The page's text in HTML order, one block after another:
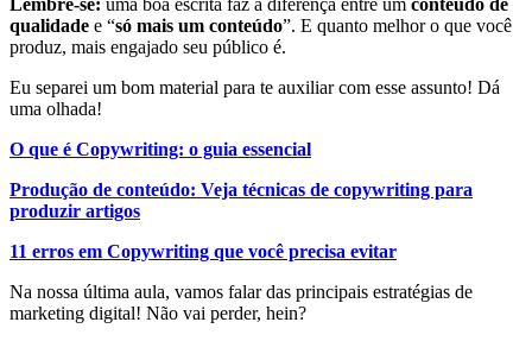
qualidade e “só mais um conteúdo”. E quanto melhor o que você
produz, mais engajado seu público é.
Eu separei um bom material para te auxiliar com esse assunto! Dá
uma olhada!
O que é Copywriting: o guia essencial
Produção de conteúdo: Veja técnicas de copywriting para
produzir artigos
11 erros em Copywriting que você precisa evitar
Na nossa última aula, vamos falar das principais estratégias de
marketing digital! Não vai perder, hein?